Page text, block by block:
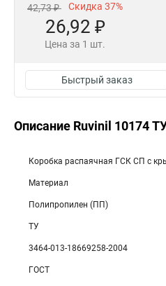
42,73 ₽ Скидка 37%
26,92 ₽
Цена за 1 шт.
Быстрый заказ
Описание Ruvinil 10174
Коробка распаячная ГСК СП с
Материал
Полипропилен (ПП)
ТУ
3464-013-18669258-2004
ГОСТ